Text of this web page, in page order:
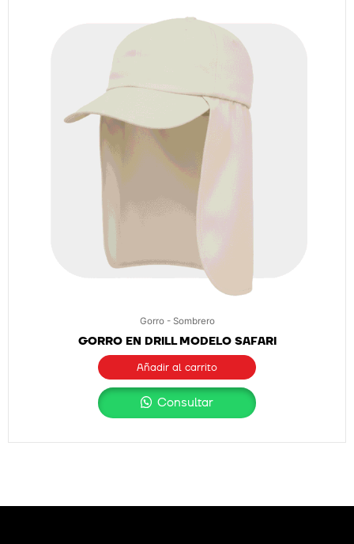
Gorro - Sombrero
GORRO EN DRILL MODELO SAFARI
Añadir al carrito
Consultar